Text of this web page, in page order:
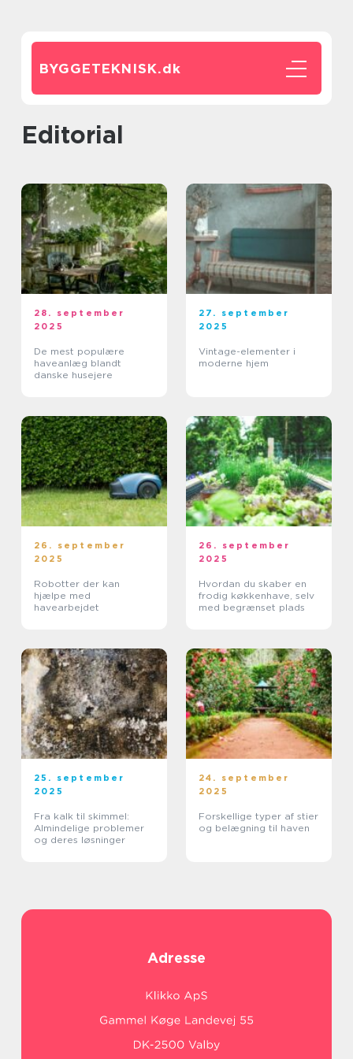
BYGGETEKNISK.dk
editorial
28. september
2025
De mest populære
haveanlæg blandt
danske husejere
27. september
2025
Vintage-elementer i
moderne hjem
26. september
2025
Robotter der kan
hjælpe med
havearbejdet
26. september
2025
Hvordan du skaber en
frodig køkkenhave, selv
med begrænset plads
25. september
2025
Fra kalk til skimmel:
Almindelige problemer
og deres løsninger
24. september
2025
Forskellige typer af stier
og belægning til haven
Adresse